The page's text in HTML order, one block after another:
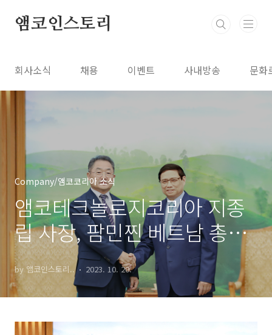
앰코인스토리
회사소식 채용 이벤트 사내방송 문화
Company/앰코코리아 소식
앰코테크놀로지코리아 지종
립 사장, 팜민찐 베트남 총리
접견
by 앰코인스토리.. 2023. 10. 20.